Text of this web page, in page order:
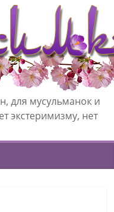
для мусульманок и
экстеримизму, нет